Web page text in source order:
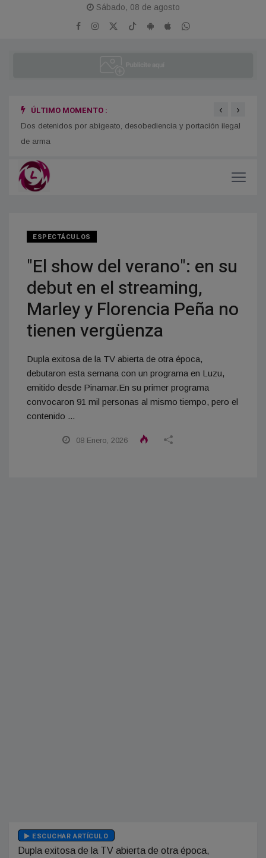
Sábado, 08 de agosto
ÚLTIMO MOMENTO :
Dos detenidos por abigeato, desobediencia y portación ilegal
de arma
‹ ›
ESPECTÁCULOS
"El show del verano": en su
debut en el streaming,
Marley y Florencia Peña no
tienen vergüenza
Dupla exitosa de la TV abierta de otra época,
debutaron esta semana con un programa en Luzu,
emitido desde Pinamar.En su primer programa
convocaron 91 mil personas al mismo tiempo, pero el
contenido ...
08 Enero, 2026
ESCUCHAR ARTÍCULO
Dupla exitosa de la TV abierta de otra época,